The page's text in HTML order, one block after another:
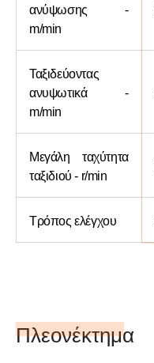
ανύψωσης -
m/min
Ταξιδεύοντας
ανυψωτικά -
m/min
Μεγάλη ταχύτητα
ταξιδιού - r/min
Τρόπος ελέγχου
Πλεονέκτημα